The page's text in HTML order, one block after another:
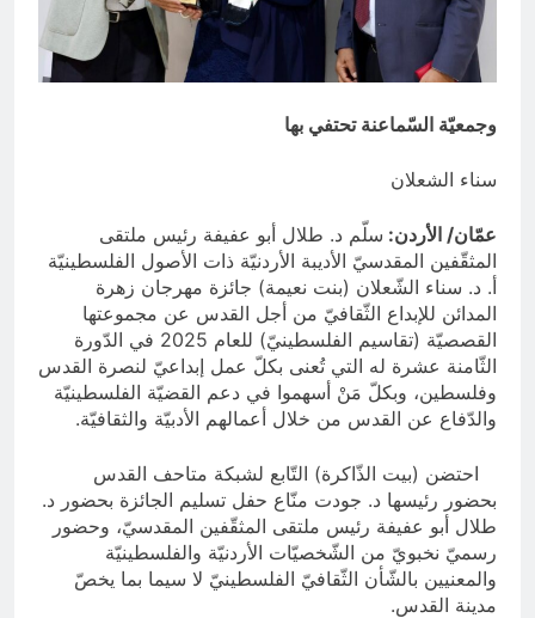
المعصوبين الاثني عشر، حجج اللات
6 ساعات Ago
مجلس حسيني (الاستجابة
للنصيحة)
وجمعيّة السّماعنة تحتفي بها
سناء الشعلان
عمّان/ الأردن: سلّم د. طلال أبو عفيفة رئيس ملتقى
المثقّفين المقدسيّ الأديبة الأردنيّة ذات الأصول الفلسطينيّة
أ. د. سناء الشّعلان (بنت نعيمة) جائزة مهرجان زهرة
المدائن للإبداع الثّقافيّ من أجل القدس عن مجموعتها
القصصيّة (تقاسيم الفلسطينيّ) للعام 2025 في الدّورة
الثّامنة عشرة له التي تُعنى بكلّ عمل إبداعيّ لنصرة القدس
وفلسطين، وبكلّ مَنْ أسهموا في دعم القضيّة الفلسطينيّة
والدّفاع عن القدس من خلال أعمالهم الأدبيّة والثقافيّة.
احتضن (بيت الذّاكرة) التّابع لشبكة متاحف القدس
بحضور رئيسها د. جودت منّاع حفل تسليم الجائزة بحضور د.
طلال أبو عفيفة رئيس ملتقى المثقّفين المقدسيّ، وحضور
رسميّ نخبويّ من الشّخصيّات الأردنيّة والفلسطينيّة
والمعنيين بالشّأن الثّقافيّ الفلسطينيّ لا سيما بما يخصّ
مدينة القدس.